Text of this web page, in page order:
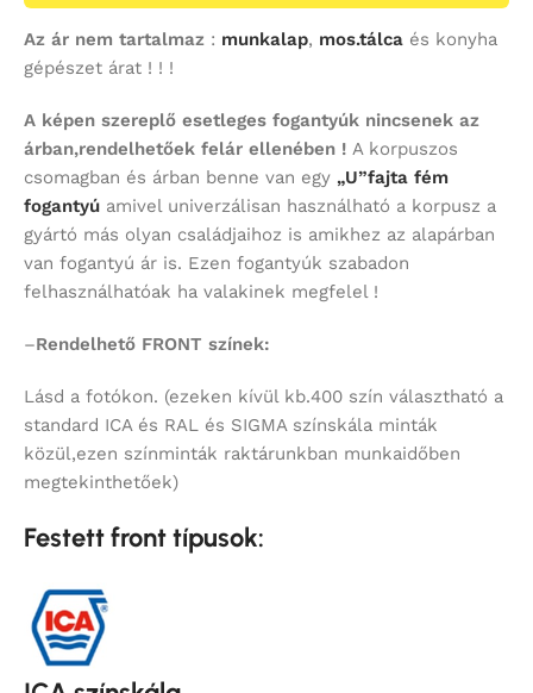
Az ár nem tartalmaz : munkalap, mos.tálca és konyha
gépészet árat ! ! !
A képen szereplő esetleges fogantyúk nincsenek az
árban,rendelhetőek felár ellenében ! A korpuszos
csomagban és árban benne van egy „U”fajta fém
fogantyú amivel univerzálisan használható a korpusz a
gyártó más olyan családjaihoz is amikhez az alapárban
van fogantyú ár is. Ezen fogantyúk szabadon
felhasználhatóak ha valakinek megfelel !
–Rendelhető FRONT színek:
Lásd a fotókon. (ezeken kívül kb.400 szín választható a
standard ICA és RAL és SIGMA színskála minták
közül,ezen színminták raktárunkban munkaidőben
megtekinthetőek)
Festett front típusok: